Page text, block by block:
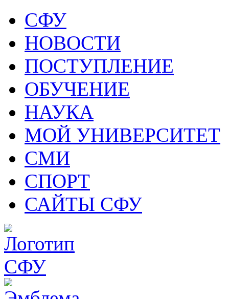
СФУ
НОВОСТИ
ПОСТУПЛЕНИЕ
ОБУЧЕНИЕ
НАУКА
МОЙ УНИВЕРСИТЕТ
СМИ
СПОРТ
САЙТЫ СФУ